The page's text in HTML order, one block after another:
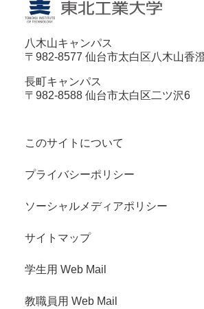
八木山キャンパス
〒982-8577 仙台市太白区八木山香
長町キャンパス
〒982-8588 仙台市太白区二ツ沢6
このサイトについて
プライバシーポリシー
ソーシャルメディアポリシー
サイトマップ
学生用 Web Mail
教職員用 Web Mail